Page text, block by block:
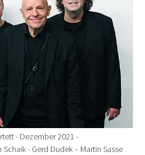
- Dezember 2021 -
- Gerd Dudek – Martin Sasse